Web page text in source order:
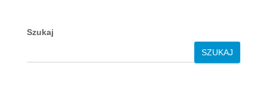
Szukaj
SZUKAJ